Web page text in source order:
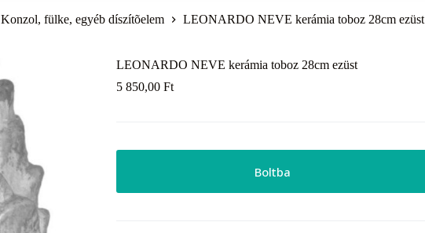
Konzol, fülke, egyéb díszítõelem LEONARDO NEVE kerámia toboz 28cm ezüst
LEONARDO NEVE kerámia toboz 28cm ezüst
5 850,00Ft
Boltba